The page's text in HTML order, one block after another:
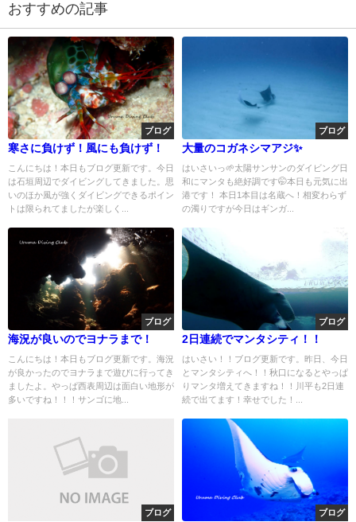
おすすめの記事
ブログ
寒さに負けず！風にも負けず！
こんにちは！本日もブログ更新です。今日
は石垣周辺でダイビングしてきました。思
いのほか風が強くダイビングできるポイン
トは限られてましたが楽しく...
ブログ
大量のコガネシマアジ✨
はいさいっ🌱太陽サンサンのダイビング日
和にマンタも絶好調です🤭本日も元気に出
港です！ 本日1本目は名蔵へ！相変わらず
の濁りですが今日はギンガ...
ブログ
海況が良いのでヨナラまで！
こんにちは！本日もブログ更新です。海況
が良かったのでヨナラまで遊びに行ってき
ましたよ。やっぱ西表周辺は面白い地形が
多いですね！！！サンゴに地...
ブログ
2日連続でマンタシティ！！
はいさい！！ブログ更新です。昨日、今日
とマンタシティへ！！秋口になるとやっぱ
りマンタ増えてきますね！！川平も2日連
続で出てます！幸せでした！...
ブログ ブログ